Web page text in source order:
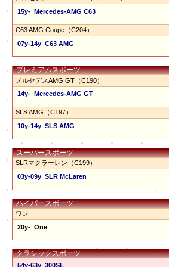
15y- Mercedes-AMG C63
C63 AMG Coupe（C204）
07y-14y C63 AMG
プレミアムスポーツ
メルセデスAMG GT（C190）
14y- Mercedes-AMG GT
SLS AMG（C197）
10y-14y SLS AMG
スーパースポーツ
SLRマクラーレン（C199）
03y-09y SLR McLaren
ハイパースポーツ
ワン
20y- One
クラシックスポーツ
54y-63y 300SL